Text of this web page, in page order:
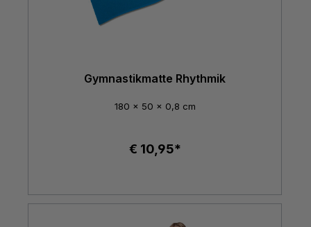
Gymnastikmatte Rhythmik
180 x 50 x 0,8 cm
€ 10,95*